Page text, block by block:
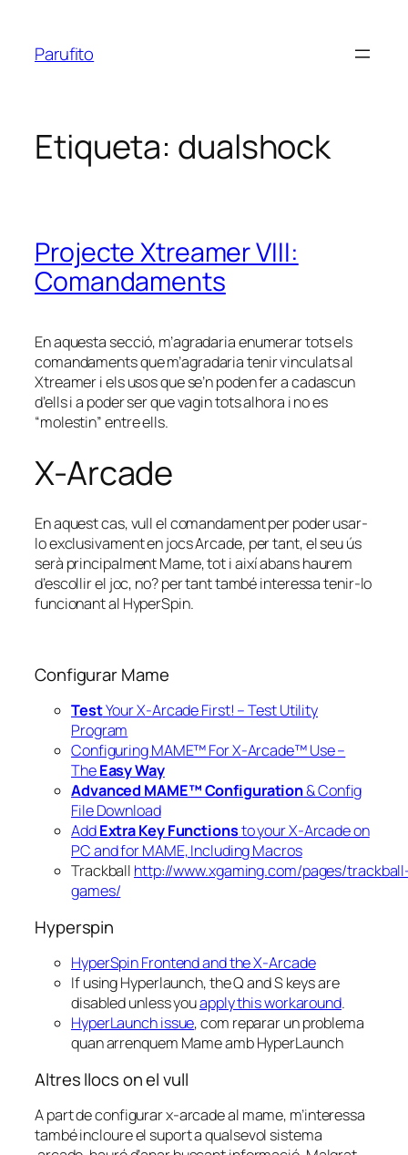
contingut
Parufito
Etiqueta: dualshock
Projecte Xtreamer VIII:
Comandaments
En aquesta secció, m’agradaria enumerar tots els
comandaments que m’agradaria tenir vinculats al
Xtreamer i els usos que se’n poden fer a cadascun
d’ells i a poder ser que vagin tots alhora i no es
“molestin” entre ells.
X-Arcade
En aquest cas, vull el comandament per poder usar-
lo exclusivament en jocs Arcade, per tant, el seu ús
serà principalment Mame, tot i així abans haurem
d’escollir el joc, no? per tant també interessa tenir-lo
funcionant al HyperSpin.
Configurar Mame
TestYour X-Arcade First! – Test Utility
Program
Configuring MAME™ For X-Arcade™ Use –
TheEasy Way
Advanced MAME™ Configuration& Config
File Download
AddExtra Key Functionsto your X-Arcade on
PC and for MAME, Including Macros
Trackball http://www.xgaming.com/pages/
games/
Hyperspin
HyperSpin Frontend and the X-Arcade
If using Hyperlaunch, the Q and S keys are
disabled unless youapply this workaround.
HyperLaunch issue, com reparar un problema
quan arrenquem Mame amb HyperLaunch
Altres llocs on el vull
A part de configurar x-arcade al mame, m’interessa
també incloure el suport a qualsevol sistema